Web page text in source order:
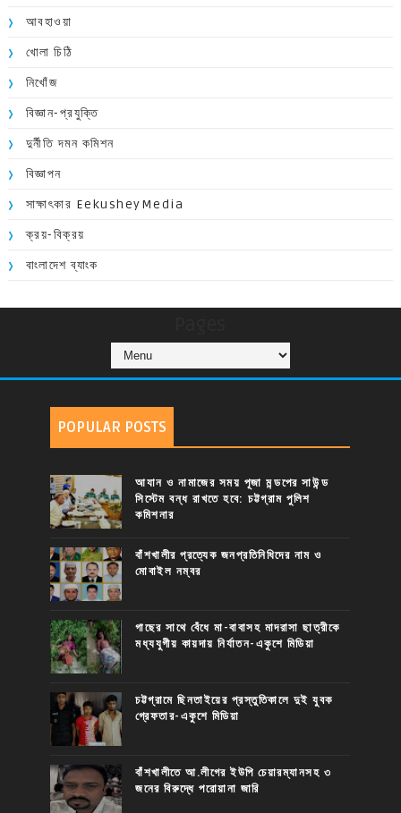
আবহাওয়া
খোলা চিঠি
নিখোঁজ
বিজ্ঞান-প্রযুক্তি
দুর্নীতি দমন কমিশন
বিজ্ঞাপন
সাক্ষাৎকার EekusheyMedia
ক্রয়-বিক্রয়
বাংলাদেশ ব্যাংক
POPULAR POSTS
আযান ও নামাজের সময় পূজা মন্ডপের সাউন্ড
সিস্টেম বন্ধ রাখতে হবে: চট্টগ্রাম পুলিশ
কমিশনার
বাঁশখালীর প্রত্যেক জনপ্রতিনিধিদের নাম ও
মোবাইল নম্বর
গাছের সাথে বেঁধে মা-বাবাসহ মাদরাসা ছাত্রীকে
মধ্যযুগীয় কায়দায় নির্যাতন-একুশে মিডিয়া
চট্টগ্রামে ছিনতাইয়ের প্রস্তুতিকালে দুই যুবক
গ্রেফতার-একুশে মিডিয়া
বাঁশখালীতে আ.লীগের ইউপি চেয়ারম্যানসহ ৩
জনের বিরুদ্ধে পরোয়ানা জারি